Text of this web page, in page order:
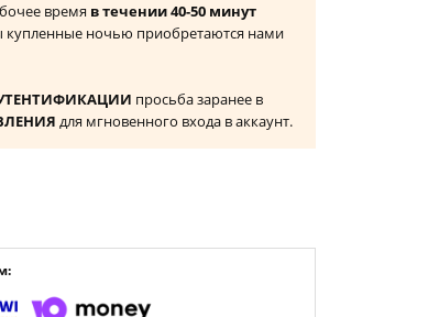
время в течении 40-50 минут
купленные ночью приобретаются нами
просьба заранее в
для мгновенного входа в аккаунт.